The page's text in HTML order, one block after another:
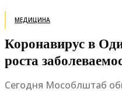
МЕДИЦИНА
Коронавирус в
роста
Сегодня Мособлштаб